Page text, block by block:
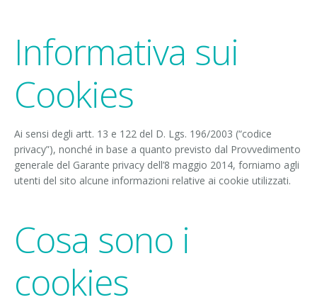
Informativa sui
Cookies
Ai sensi degli artt. 13 e 122 del D. Lgs. 196/2003 (“codice
privacy”), nonché in base a quanto previsto dal Provvedimento
generale del Garante privacy dell’8 maggio 2014, forniamo agli
utenti del sito alcune informazioni relative ai cookie utilizzati.
Cosa sono i
cookies